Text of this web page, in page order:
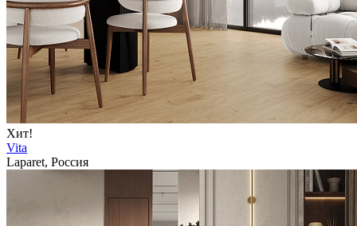
Хит!
Vita
Laparet, Россия